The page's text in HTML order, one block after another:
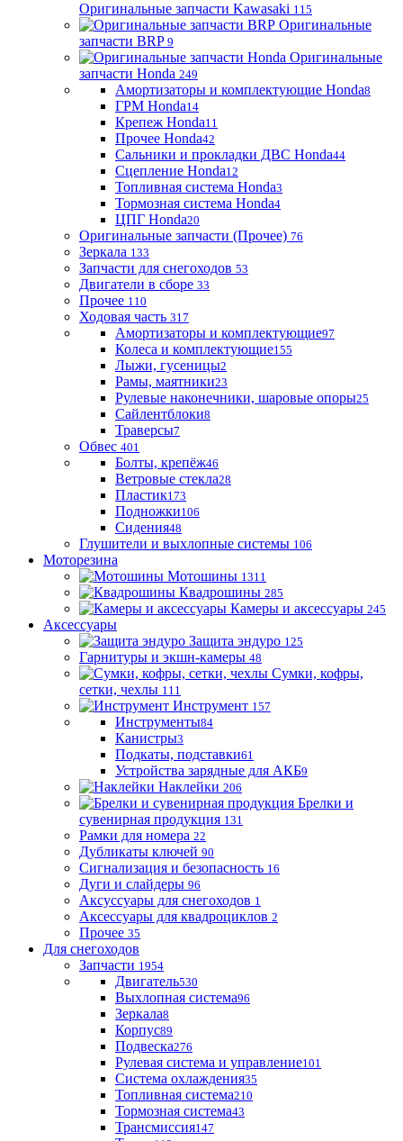
Оригинальные запчасти Kawasaki 115
Оригинальные
запчасти BRP 9
Оригинальные
запчасти Honda 249
Амортизаторы и комплектующие Honda8
ГРМ Honda14
Крепеж Honda11
Прочее Honda42
Сальники и прокладки ДВС Honda44
Сцепление Honda12
Топливная система Honda3
Тормозная система Honda4
ЦПГ Honda20
Оригинальные запчасти (Прочее) 76
Зеркала 133
Запчасти для снегоходов 53
Двигатели в сборе 33
Прочее 110
Ходовая часть 317
Амортизаторы и комплектующие97
Колеса и комплектующие155
Лыжи, гусеницы2
Рамы, маятники23
Рулевые наконечники, шаровые опоры25
Сайлентблоки8
Траверсы7
Обвес 401
Болты, крепёж46
Ветровые стекла28
Пластик173
Подножки106
Сидения48
Глушители и выхлопные системы 106
Моторезина
Мотошины 1311
Квадрошины 285
Камеры и аксессуары 245
Аксессуары
Защита эндуро 125
Гарнитуры и экшн-камеры 48
Сумки, кофры,
сетки, чехлы 111
Инструмент 157
Инструменты84
Канистры3
Подкаты, подставки61
Устройства зарядные для АКБ9
Наклейки 206
Брелки и
сувенирная продукция 131
Рамки для номера 22
Дубликаты ключей 90
Сигнализация и безопасность 16
Дуги и слайдеры 96
Аксуссуары для снегоходов 1
Аксессуары для квадроциклов 2
Прочее 35
Для снегоходов
Запчасти 1954
Двигатель530
Выхлопная система96
Зеркала8
Корпус89
Подвеска276
Рулевая система и управление101
Система охлаждения35
Топливная система210
Тормозная система43
Трансмиссия147